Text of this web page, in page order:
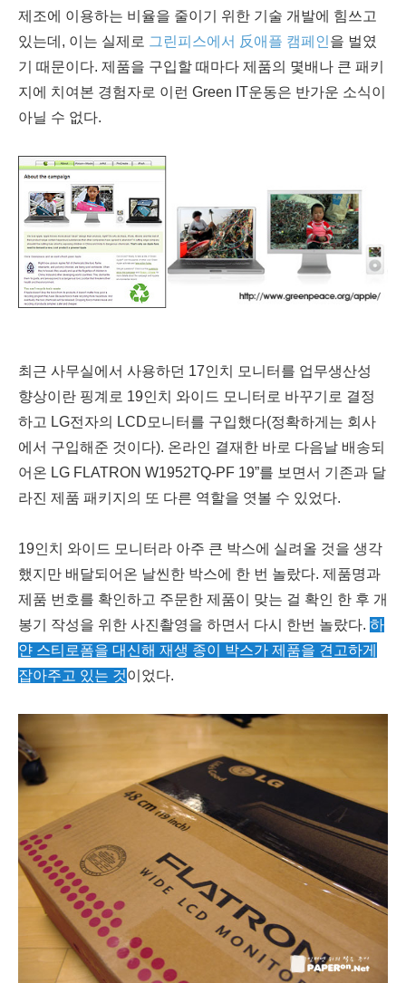
제조에 이용하는 비율을 줄이기 위한 기술 개발에 힘쓰고
있는데, 이는 실제로 그린피스에서 反애플 캠페인 을 벌였
기 때문이다. 제품을 구입할 때마다 제품의 몇배나 큰 패키
지에 치여본 경험자로 이런 Green IT운동은 반가운 소식이
아닐 수 없다.
최근 사무실에서 사용하던 17인치 모니터를 업무생산성
향상이란 핑계로 19인치 와이드 모니터로 바꾸기로 결정
하고 LG전자의 LCD모니터를 구입했다(정확하게는 회사
에서 구입해준 것이다). 온라인 결재한 바로 다음날 배송되
어온 LG FLATRON W1952TQ-PF 19”를 보면서 기존과 달
라진 제품 패키지의 또 다른 역할을 엿볼 수 있었다.
19인치 와이드 모니터라 아주 큰 박스에 실려올 것을 생각
했지만 배달되어온 날씬한 박스에 한 번 놀랐다. 제품명과
제품 번호를 확인하고 주문한 제품이 맞는 걸 확인 한 후 개
봉기 작성을 위한 사진촬영을 하면서 다시 한번 놀랐다. 하
얀 스티로폼을 대신해 재생 종이 박스가 제품을 견고하게
잡아주고 있는 것이었다.